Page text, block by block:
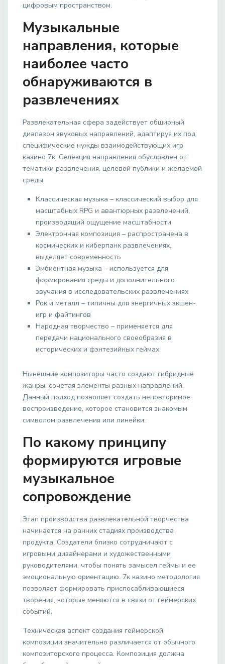
цифровым пространством.
Музыкальные
направления, которые
наиболее часто
обнаруживаются в
развлечениях
Развлекательная сфера задействует обширный
диапазон звуковых направлений, адаптируя их под
специфические нужды взаимодействующих игр
казино 7к. Селекция направления обусловлен от
тематики развлечения, целевой публики и желаемой
среды.
Классическая музыка – классический выбор для
масштабных RPG и авантюрных развлечений,
производящий ощущение масштабности
Электронная композиция – распространена в
космических и киберпанк развлечениях,
выделяет современность
Эмбиентная музыка – используется для
формирования среды и дополнительного
звучания в исследовательских развлечениях
Рок и металл – типичны для энергичных экшен-
игр и файтингов
Народная творчество – применяется для
передачи национального своеобразия в
исторических и фэнтезийных геймах
Нынешние композиторы часто создают гибридные
жанры, сочетая элементы разных направлений.
Данный подход позволяет создать неповторимое
воспроизведение, которое становится знакомым
символом развлечения или линейки.
По какому принципу
формируются игровые
музыкальное
сопровождение
Этап производства развлекательной творчества
начинается на ранних стадиях производства
продукта. Создатели близко сотрудничают с
игровыми дизайнерами и художественными
руководителями, чтобы понять замысел геймы и ее
эмоциональную ориентацию. 7к казино методология
позволяет формировать приспосабливающиеся
творения, которые меняются в связи от геймерских
событий.
Техническая аспект создания геймерской
композиции значительно различается от обычного
композиторского процесса. Композиция должна